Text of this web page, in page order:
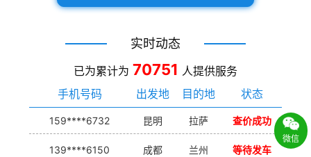
实时动态
已为累计为 70751 人提供服务
手机号码
出发地 目的地 状态
159****6732 昆明 拉萨 查价成功
139****6150 成都 兰州 等待发车
微信